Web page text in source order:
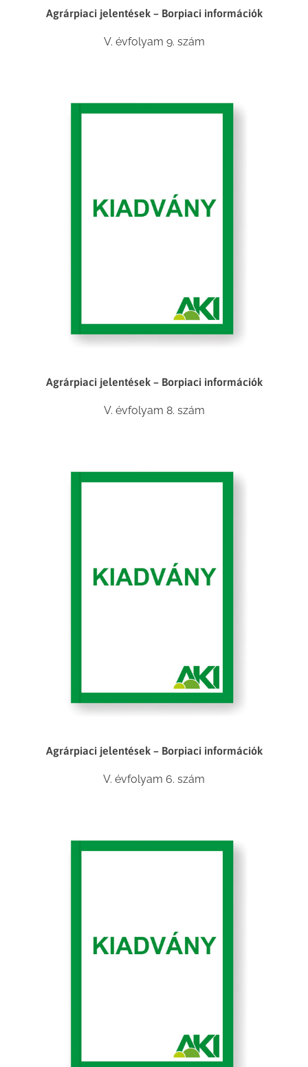
Agrárpiaci jelentések – Borpiaci információk
V. évfolyam 9. szám
Agrárpiaci jelentések – Borpiaci információk
V. évfolyam 8. szám
Agrárpiaci jelentések – Borpiaci információk
V. évfolyam 6. szám